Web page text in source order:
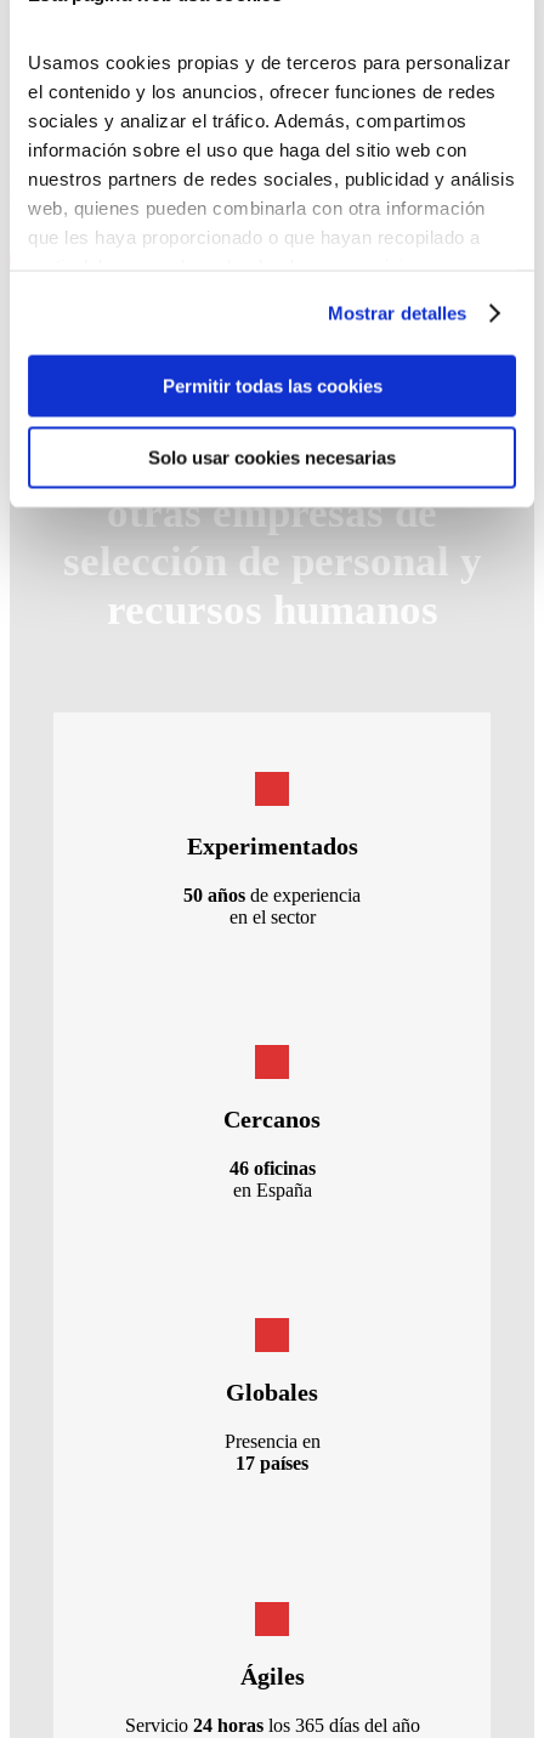
Usamos cookies propias y de terceros para personalizar
el contenido y los anuncios, ofrecer funciones de redes
sociales y analizar el tráfico. Además, compartimos
información sobre el uso que haga del sitio web con
nuestros partners de redes sociales, publicidad y análisis
web, quienes pueden combinarla con otra información
que les haya proporcionado o que hayan recopilado a
“Permitir todas las cookies”, rechazarlas todas salvo las
estrictamente técnicas pulsando el botón “Solo usar
cookies necesarias” o seleccionar aquellas para las que
presta su consentimiento pulsando el botón “Permitir
Consulta nuestraPolítica de Cookies
izquierda de la página.
Mostrar detalles
Permitir todas las cookies
Solo usar cookies necesarias
Consulta las últimas
novedadesdel sector retail
Descarga ahora nuestro ebook con datos actualizados del sector
retail.
Por quédestacamos
otras empresas de
selección de personal y
recursos humanos
Experimentados
50 años de experiencia
en el sector
Cercanos
46 oficinas
en España
Globales
Presencia en
17 países
Ágiles
Servicio 24 horas los 365 días del año